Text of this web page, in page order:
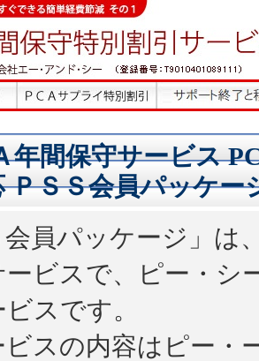
間保守サービス
ＰＳＳ会員パッケー
会員パッケージ」は
ービスで、ピー・シ
スです。
スの内容はピー・